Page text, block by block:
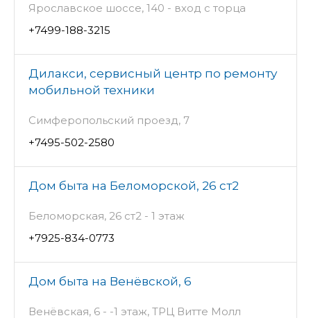
Ярославское шоссе, 140 - вход с торца
+7499-188-3215
Дилакси, сервисный центр по ремонту
мобильной техники
Симферопольский проезд, 7
+7495-502-2580
Дом быта на Беломорской, 26 ст2
Беломорская, 26 ст2 - 1 этаж
+7925-834-0773
Дом быта на Венёвской, 6
Венёвская, 6 - -1 этаж, ТРЦ Витте Молл